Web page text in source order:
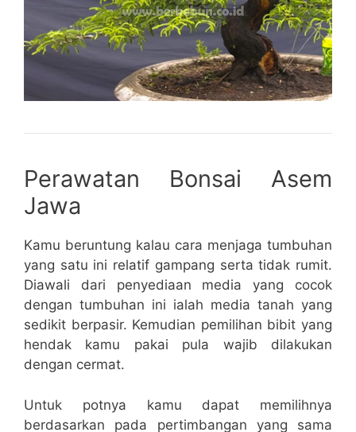
Perawatan Bonsai Asem
Jawa
Kamu beruntung kalau cara menjaga tumbuhan
yang satu ini relatif gampang serta tidak rumit.
Diawali dari penyediaan media yang cocok
dengan tumbuhan ini ialah media tanah yang
sedikit berpasir. Kemudian pemilihan bibit yang
hendak kamu pakai pula wajib dilakukan
dengan cermat.
Untuk potnya kamu dapat memilihnya
berdasarkan pada pertimbangan yang sama